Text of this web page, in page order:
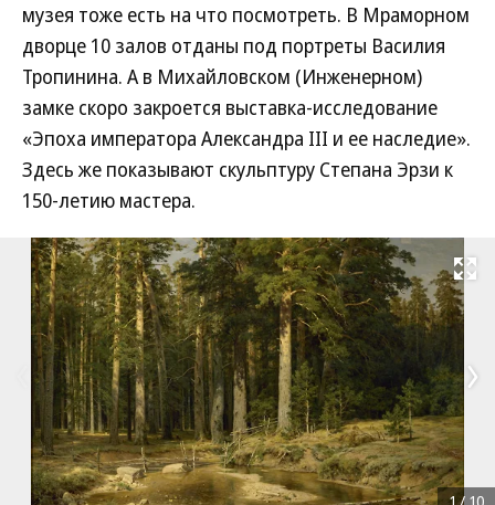
музея тоже есть на что посмотреть. В Мраморном
дворце 10 залов отданы под портреты Василия
Тропинина. А в Михайловском (Инженерном)
замке скоро закроется выставка-исследование
«Эпоха императора Александра III и ее наследие».
Здесь же показывают скульптуру Степана Эрзи к
150-летию мастера.
Развернуть